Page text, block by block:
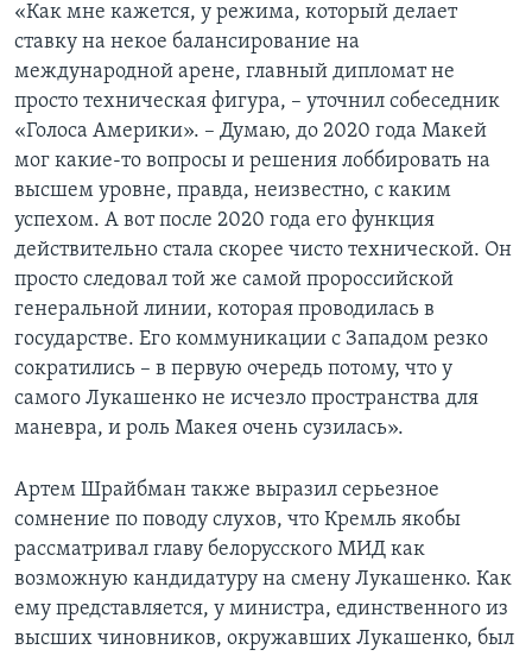
«Как мне кажется, у режима, который делает
ставку на некое балансирование на
международной арене, главный дипломат не
просто техническая фигура, – уточнил собеседник
«Голоса Америки». – Думаю, до 2020 года Макей
мог какие-то вопросы и решения лоббировать на
высшем уровне, правда, неизвестно, с каким
успехом. А вот после 2020 года его функция
действительно стала скорее чисто технической. Он
просто следовал той же самой пророссийской
генеральной линии, которая проводилась в
государстве. Его коммуникации с Западом резко
сократились – в первую очередь потому, что у
самого Лукашенко не исчезло пространства для
маневра, и роль Макея очень сузилась».
Артем Шрайбман также выразил серьезное
сомнение по поводу слухов, что Кремль якобы
рассматривал главу белорусского МИД как
возможную кандидатуру на смену Лукашенко. Как
ему представляется, у министра, единственного из
высших чиновников, окружавших Лукашенко, был